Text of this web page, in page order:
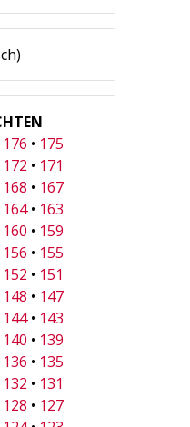
176 • 175
172 • 171
168 • 167
164• 163
160 • 159
156 • 155
152 • 151
148 • 147
144• 143
140 • 139
136 • 135
132 • 131
128 • 127